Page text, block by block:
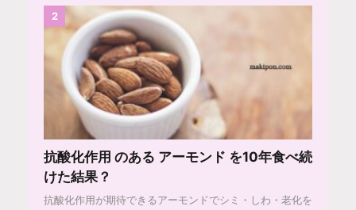
2
抗酸化作用 のある アーモンド を10年食べ続
けた結果？
抗酸化作用が期待できるアーモンドでシミ・しわ・老化を